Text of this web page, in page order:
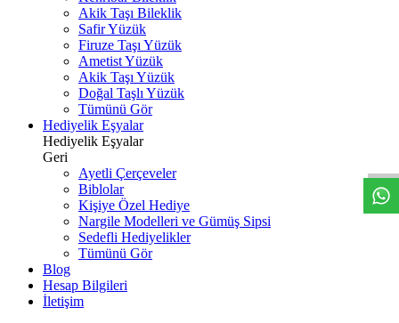
Akik Taşı Bileklik
Safir Yüzük
Firuze Taşı Yüzük
Ametist Yüzük
Akik Taşı Yüzük
Doğal Taşlı Yüzük
Tümünü Gör
Hediyelik Eşyalar
Hediyelik Eşyalar
Geri
Ayetli Çerçeveler
Biblolar
Kişiye Özel Hediye
Nargile Modelleri ve Gümüş Sipsi
Sedefli Hediyelikler
Tümünü Gör
Blog
Hesap Bilgileri
İletişim